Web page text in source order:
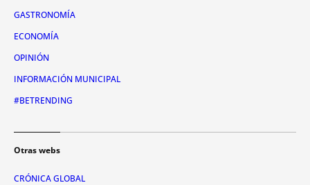
GASTRONOMÍA
ECONOMÍA
OPINIÓN
INFORMACIÓN MUNICIPAL
#BETRENDING
Otras webs
CRÓNICA GLOBAL